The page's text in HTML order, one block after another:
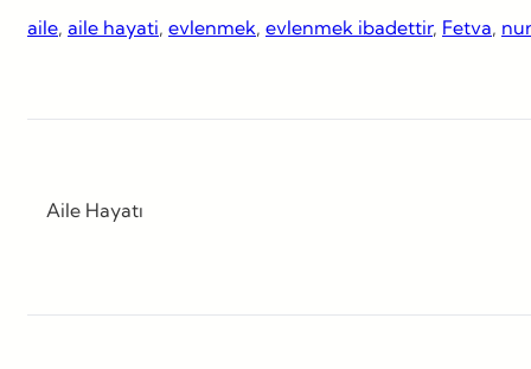
aile, aile hayati, evlenmek, evlenmek ibadettir, Fetva,
Aile Hayatı